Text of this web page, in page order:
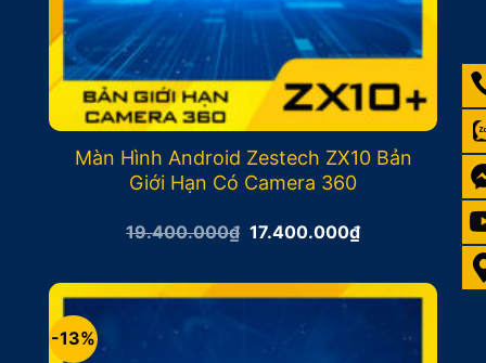
Màn Hình Android Zestech ZX10 Bản
Giới Hạn Có Camera 360
19.400.000₫ Giá
19.400.000₫.
17.400.000₫Giá
hiện
là:
17.400.000₫.
-13%